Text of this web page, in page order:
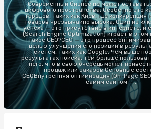
Современный бизнес не может
цифрового пространства. Особенно это
городов, таких как Киев, где конкуренция
товаров чрезвычайно высока. Один из
успеха — это присутствие в интернете, и
(Search Engine Optimization) играет в
такое СЕО?СЕО — это процесс
целью улучшения его позиций в
систем, таких как Google. Чем выше
результатах поиска, тем больше
него, что в свою очередь может
продаж или заказов.Основные
СЕОВнутренняя оптимизация (On-Page
самим сайтом —...